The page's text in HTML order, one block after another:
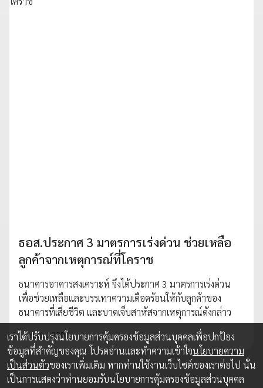
ธอส.ประกาศ 3 มาตรการเร่งด่วน ช่วยเหลือ
ลูกค้าจากเหตุการณ์ที่โคราช
ธนาคารอาคารสงเคราะห์ จึงได้ประกาศ 3 มาตรการเร่งด่วน
เพื่อช่วยเหลือและบรรเทาความเดือดร้อนให้กับลูกค้าของ
ธนาคารที่เสียชีวิต และบาดเจ็บสาหัสจากเหตุการณ์ดังกล่าว
11 ก.พ. 2020
เราได้ปรับปรุงนโยบายการคุ้มครองข้อมูลส่วนบุคคลเพื่อปกป้อง
ข้อมูลที่สำคัญของคุณ โปรดอ่านและทำความเข้าใจนโยบายความ
เป็นส่วนตัวของเราเพิ่มเติม หากท่านใช้งานเว็บไซต์ของเราต่อไป นั่น
เป็นการแสดงว่าท่านยอมรับนโยบายการคุ้มครองข้อมูลส่วนบุคคล